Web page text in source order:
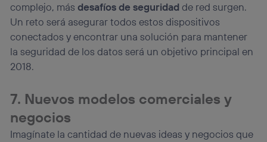
complejo, másdesafíos de seguridadde red surgen.
Un reto será asegurar todos estos dispositivos
conectados y encontrar una solución para mantener
la seguridad de los datos será un objetivo principal en
2018.
7. Nuevos modelos comerciales y
negocios
Imagínate la cantidad de nuevas ideas y negocios que